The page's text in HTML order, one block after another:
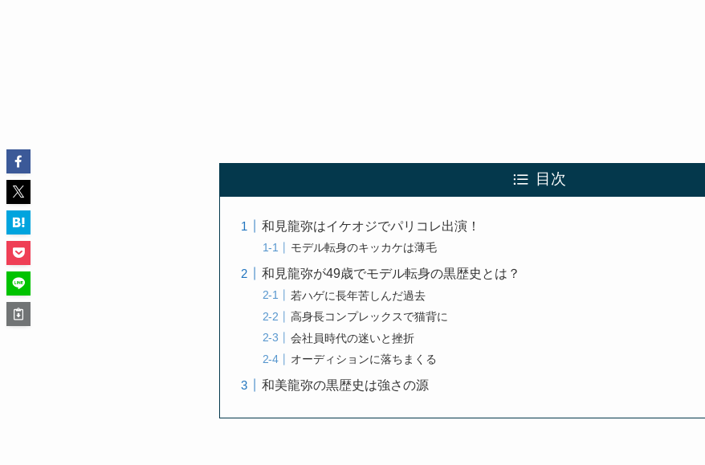
目次
和見龍弥はイケオジでパリコレ出演！
モデル転身のキッカケは薄毛
和見龍弥が49歳でモデル転身の黒歴史とは？
若ハゲに長年苦しんだ過去
高身長コンプレックスで猫背に
会社員時代の迷いと挫折
オーディションに落ちまくる
和美龍弥の黒歴史は強さの源